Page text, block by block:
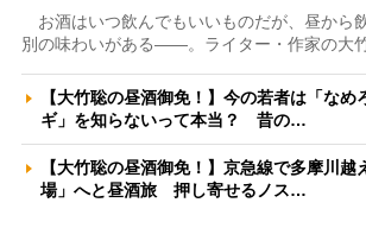
お酒はいつ飲んでもいいものだが、昼から
別の味わいがある――。ライター・作家の大
【大竹聡の昼酒御免！】今の若者は「なめ
ギ」を知らないって本当？ 昔の…
【大竹聡の昼酒御免！】京急線で多摩川越
場」へと昼酒旅 押し寄せるノス…